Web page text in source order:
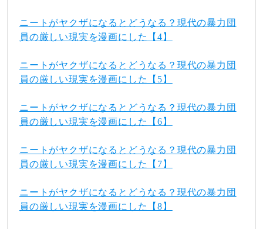
ニートがヤクザになるとどうなる？現代の暴力団
員の厳しい現実を漫画にした【4】
ニートがヤクザになるとどうなる？現代の暴力団
員の厳しい現実を漫画にした【5】
ニートがヤクザになるとどうなる？現代の暴力団
員の厳しい現実を漫画にした【6】
ニートがヤクザになるとどうなる？現代の暴力団
員の厳しい現実を漫画にした【7】
ニートがヤクザになるとどうなる？現代の暴力団
員の厳しい現実を漫画にした【8】